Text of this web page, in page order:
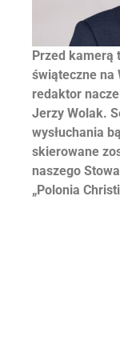
Przed kamerą
świąteczne na
redaktor
Jerzy Wolak.
wysłuchania
skierowane
naszego
„Polonia